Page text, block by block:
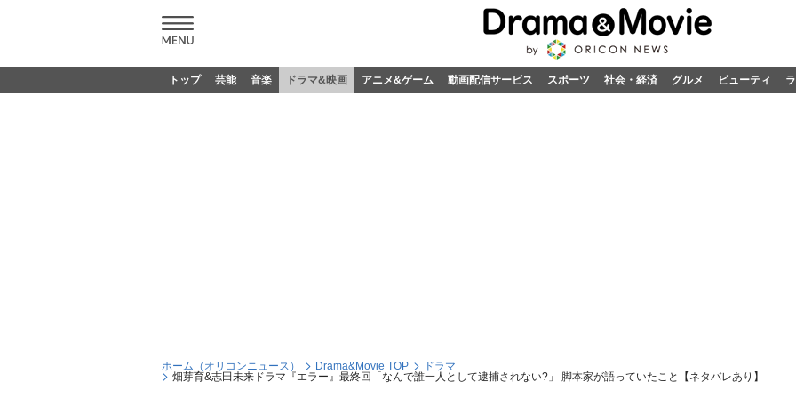
トップ 芸能 音楽 ドラマ&映画 アニメ&ゲーム 動画配信サービス スポーツ 社会・経済 グルメ ビューティ
ホーム（オリコンニュース） Drama&Movie TOP
ドラマ
畑芽育&志田未来ドラマ『エラー』最終回「なんで誰一人として逮捕されない?」 脚本家が語っていたこと【ネタバレあり】